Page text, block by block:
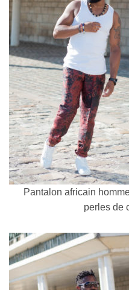
Pantalon africain
perles de